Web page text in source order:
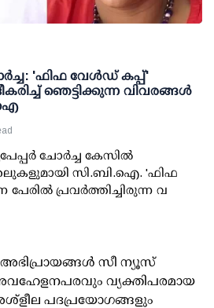
'ഫിഫ വേള്‍ഡ് കപ്പ്'
ഞെട്ടിക്കുന്ന വിവരങ്ങള്‍
ചോര്‍ച്ച കേസില്‍
സി.ബി.ഐ. 'ഫിഫ
പേരില്‍ പ്രവര്‍ത്തിച്ചിരുന്ന വ
സീ ന്യൂസ്
വ്യക്തിപരമായ
പദപ്രയോഗങ്ങളും